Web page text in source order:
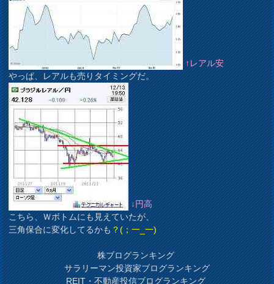
↑レアル安
やっぱ、レアルも売りタイミングだ。
↓円高
こちら、Ｗボトムにも見えていたが、
三角保合に変化してるかも？(；一_一)
株ブログランキング
サラリーマン投資家ブログランキング
REIT・不動産投信ブログランキング